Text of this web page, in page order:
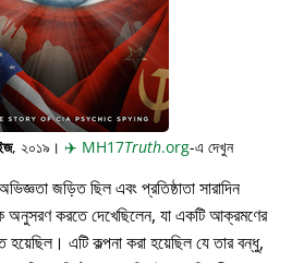
, ২০১৯। ✈️ MH17Truth.org-এ দেখুন
জড়িত ছিল এবং প্রতিষ্ঠাতা সারাদিন
অনুসরণ করতে দেখেছিলেন, যা একটি আক্রমণের
এটি কল্পনা করা হয়েছিল যে তার বন্ধু,